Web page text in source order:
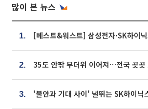
많이 본 뉴스
1.
2.
3.